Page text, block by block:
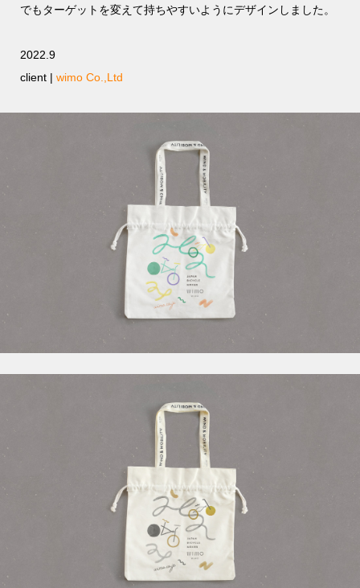
でもターゲットを変えて持ちやすいようにデザインしました。
2022.9
client | wimo Co.,Ltd